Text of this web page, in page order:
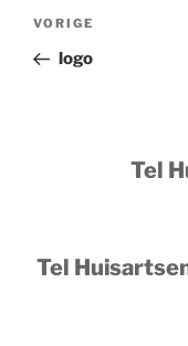
Bericht
Vorig
bericht
VORIGE
logo
Tel
Tel